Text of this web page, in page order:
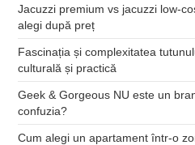
Jacuzzi premium vs jacuzzi low-
alegi după preț
Fascinația și complexitatea
culturală și practică
Geek & Gorgeous NU este un
confuzia?
Cum alegi un apartament într-o